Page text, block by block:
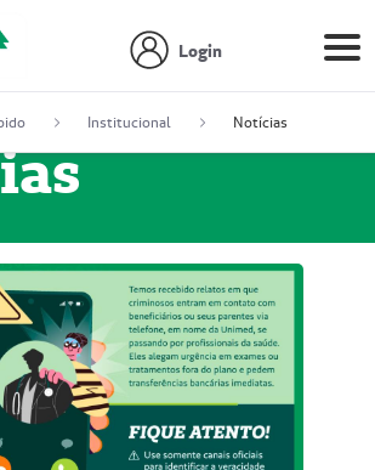
Login
Institucional Notícias